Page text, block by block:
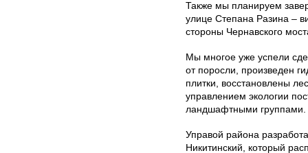
Также мы планируем
улице Степана Ра­зина –
стороны Чернавского
Мы многое уже успели
от поросли, произведен
плитки, восстановлены
управлением экологии
ландшафтными группами.
Управой района
Никитинский, который